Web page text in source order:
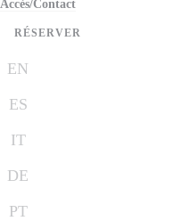
Accès/Contact
RÉSERVER
EN
ES
IT
DE
PT